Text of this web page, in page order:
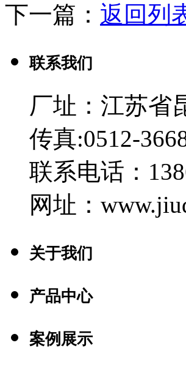
下一篇： 返回列
联系我们
厂址：江苏省
传真:0512-
联系电话：
网址：
关于我们
产品中心
案例展示